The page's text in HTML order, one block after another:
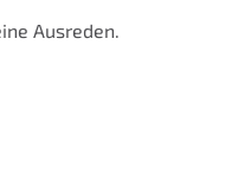
Ausreden.